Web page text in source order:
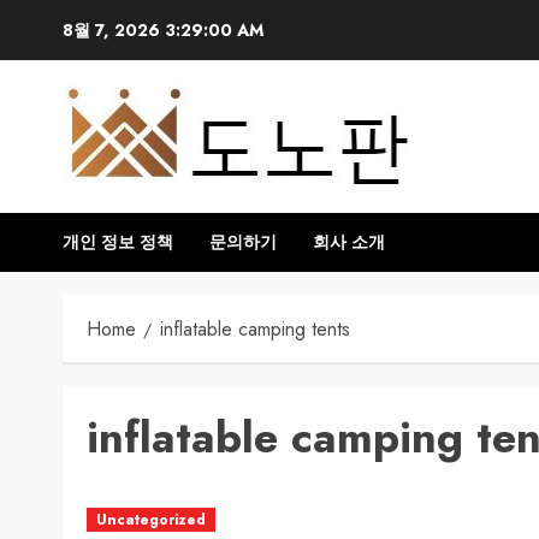
8월 7, 2026 3:29:01 AM
개인 정보 정책 문의하기 회사 소개
Home inflatable camping tents
inflatable camping
Uncategorized